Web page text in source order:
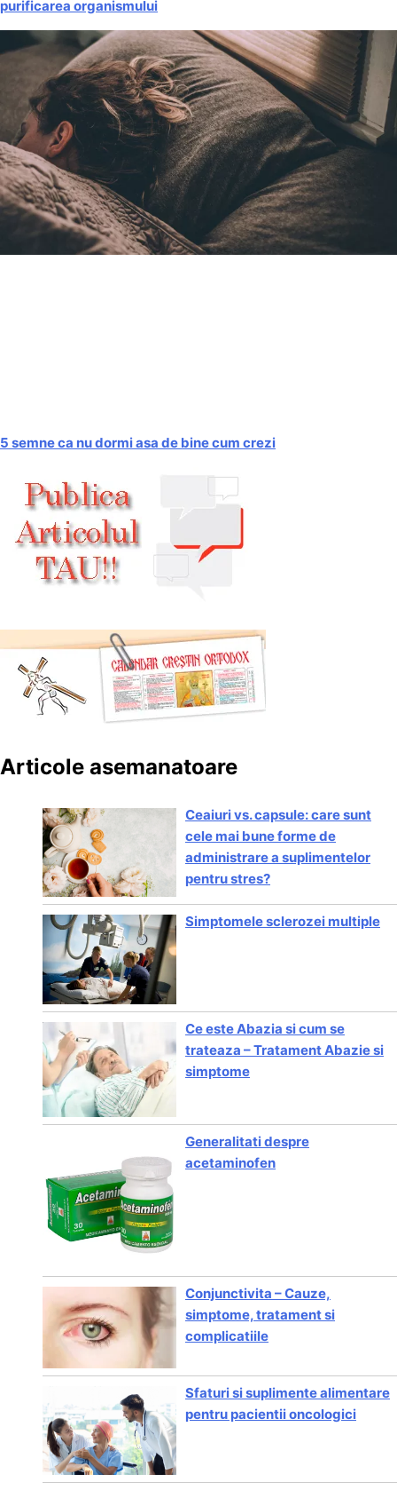
purificarea organismului
5 semne ca nu dormi asa de bine cum crezi
Articole asemanatoare
Ceaiuri vs. capsule: care sunt
cele mai bune forme de
administrare a suplimentelor
pentru stres?
Simptomele sclerozei multiple
Ce este Abazia si cum se
trateaza – Tratament Abazie si
simptome
Generalitati despre
acetaminofen
Conjunctivita – Cauze,
simptome, tratament si
complicatiile
Sfaturi si suplimente alimentare
pentru pacientii oncologici